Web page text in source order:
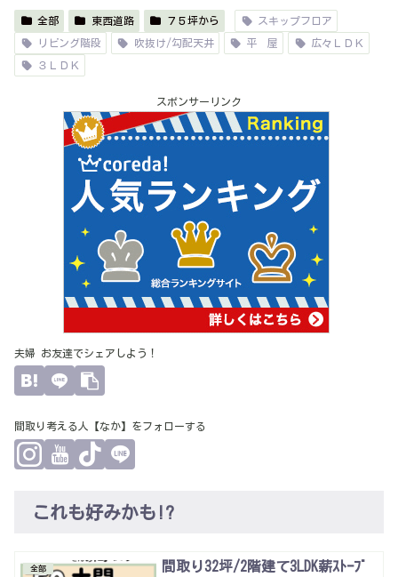
全部 東西道路 ７５坪から スキップフロア
リビング階段 吹抜け/勾配天井 平 屋 広々ＬＤＫ
３ＬＤＫ
スポンサーリンク
夫婦 お友達でシェアしよう！
間取り考える人【なか】をフォローする
これも好みかも!?
全部 間取り32坪/2階建て3LDK薪ｽﾄｰﾌﾞ